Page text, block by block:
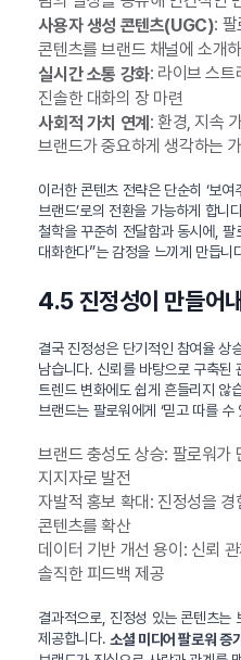
사용자 생성 콘텐츠(UGC):
콘텐츠를 브랜드 채널에 소개
실시간 소통 강화: 라이브 스트
진솔한 대화의 장 마련
사회적 가치 연계 : 환경, 지속
브랜드가 중요하게 생각하는
이러한 콘텐츠 전략은 단순히 ‘보여
브랜드’로의 전환을 가능하게 합니
철학을 꾸준히 전달함과 동시에, 팔
대화한다”는 감정을 느끼게 만듭니
4.5 진정성이 만들어
결국 진정성은 단기적인 참여율 상
남습니다. 신뢰를 바탕으로 구축된
트렌드 변화에도 쉽게 흔들리지 않
브랜드는 팔로워에게 ‘믿고 따를
브랜드 충성도 상승: 팔로워가
지지자로 발전
자발적 홍보 확대: 진정성을
콘텐츠를 확산
데이터 기반 개선 용이: 신뢰
솔직한 피드백 제공
결과적으로, 진정성 있는 콘텐츠는
제공합니다. 소셜 미디어 팔로워 증